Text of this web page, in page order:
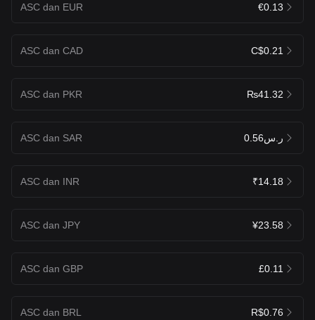
ASC dan EUR €0.13
ASC dan CAD C$0.21
ASC dan PKR ₨41.32
ASC dan SAR ر.س0.56
ASC dan INR ₹14.18
ASC dan JPY ¥23.58
ASC dan GBP £0.11
ASC dan BRL R$0.76